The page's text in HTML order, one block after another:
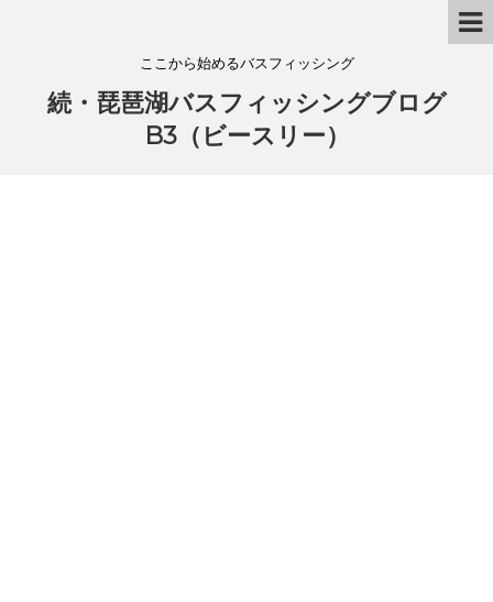
ここから始めるバスフィッシング
続・琵琶湖バスフィッシングブログ
B3（ビースリー）